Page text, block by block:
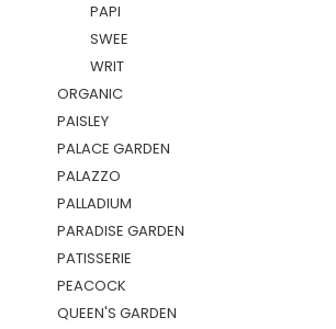
PAPI
SWEE
WRIT
ORGANIC
PAISLEY
PALACE GARDEN
PALAZZO
PALLADIUM
PARADISE GARDEN
PATISSERIE
PEACOCK
QUEEN'S GARDEN